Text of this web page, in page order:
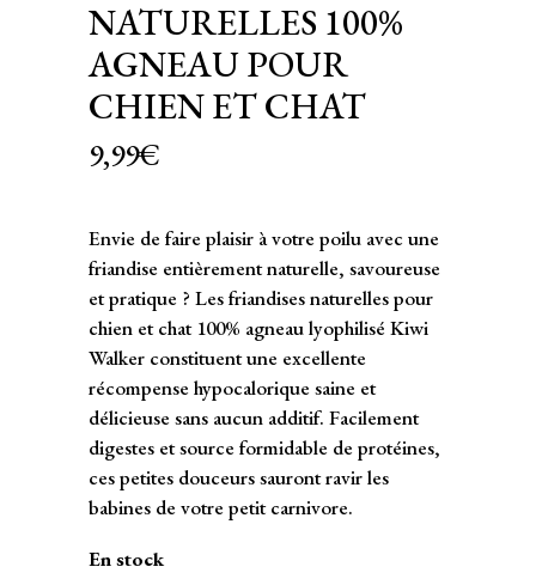
NATURELLES 100%
AGNEAU POUR
CHIEN ET CHAT
9,99€
Envie de faire plaisir à votre poilu avec une
friandise entièrement naturelle, savoureuse
et pratique ? Les friandises naturelles pour
chien et chat 100% agneau lyophilisé Kiwi
Walker constituent une excellente
récompense hypocalorique saine et
délicieuse sans aucun additif. Facilement
digestes et source formidable de protéines,
ces petites douceurs sauront ravir les
babines de votre petit carnivore.
En stock